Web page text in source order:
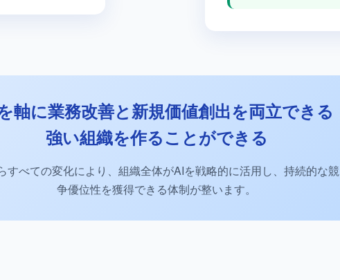
軸に業務改善と新規価値創出を両立できる
強い組織を作ることができる
すべての変化により、組織全体がAIを戦略的に活用し、持続的な競
争優位性を獲得できる体制が整います。